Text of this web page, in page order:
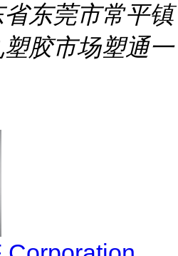
东莞市常平镇
胶市场塑通一